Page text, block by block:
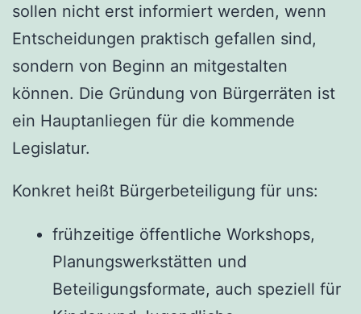
sollen nicht erst informiert werden, wenn
Entscheidungen praktisch gefallen sind,
sondern von Beginn an mitgestalten
können. Die Gründung von Bürgerräten ist
ein Hauptanliegen für die kommende
Legislatur.
Konkret heißt Bürgerbeteiligung für uns:
frühzeitige öffentliche Workshops,
Planungswerkstätten und
Beteiligungsformate, auch speziell für